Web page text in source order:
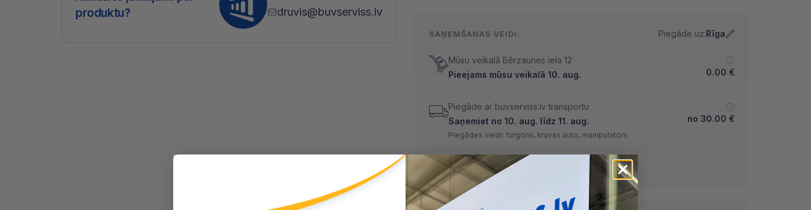
produktu?
druvis@buvserviss.lv
SAŅEMŠANAS VEIDI: Piegāde uz:Rīga
Mūsu veikalā Bērzaunes iela 12
Pieejams mūsu veikalā 10. aug.
0.00 €
Piegāde ar buvserviss.lv transportu
Saņemiet no 10. aug. līdz 11. aug.
no 30.00 €
Piegādes veidi: furgons, kravas auto, manipulators
* Preču saņemšanas datums ir aptuvens un var mainīties.